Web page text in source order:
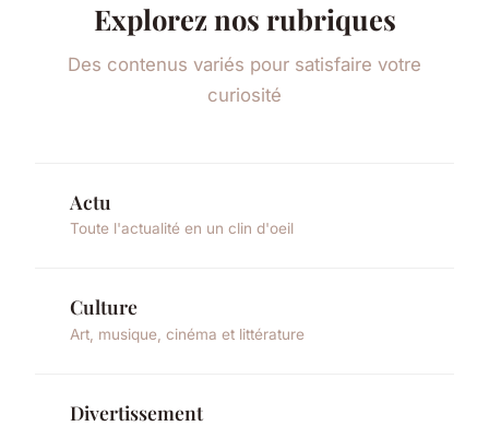
Explorez nos rubriques
Des contenus variés pour satisfaire votre
curiosité
Actu
Toute l'actualité en un clin d'oeil
Culture
Art, musique, cinéma et littérature
Divertissement